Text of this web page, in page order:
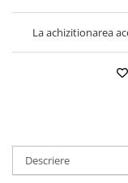
La achizitionarea
Descriere